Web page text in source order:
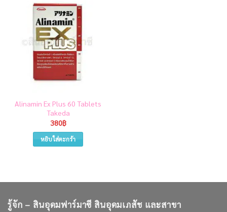
Alinamin Ex Plus 60 Tablets
Takeda
380฿
หยิบใส่ตะกร้า
รู้จัก – สินอุดมฟาร์มาซี สินอุดมเภสัช และสาขา